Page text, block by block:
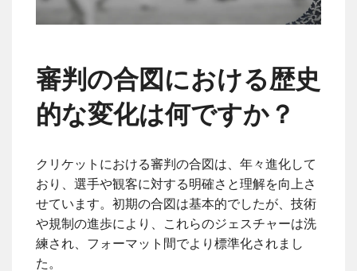
審判の合図における歴史
的な変化は何ですか？
クリケットにおける審判の合図は、年々進化して
おり、選手や観客に対する明確さと理解を向上さ
せています。初期の合図は基本的でしたが、技術
や規制の進歩により、これらのジェスチャーは洗
練され、フォーマット間でより標準化されまし
た。